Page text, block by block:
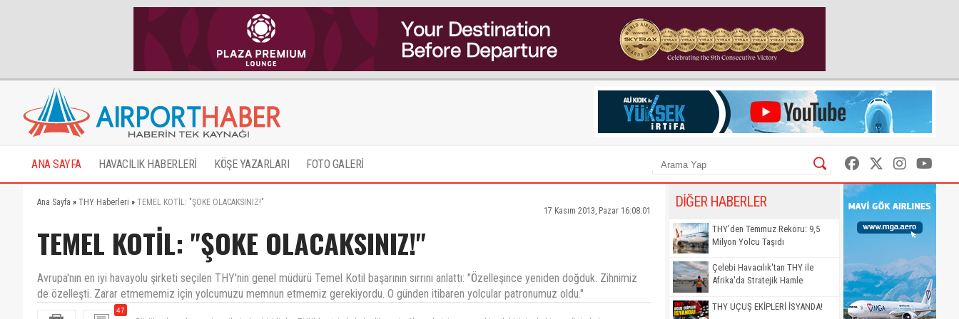
ANA SAYFA HAVACILIK HABERLERİ KÖŞE YAZARLARI FOTO GALERİ
Ana Sayfa » THY Haberleri » TEMEL KOTİL: "ŞOKE OLACAKSINIZ!"
17 Kasım 2013, Pazar 16:08:01
TEMEL KOTİL: "ŞOKE OLACAKSINIZ!"
Avrupa'nın en iyi havayolu şirketi seçilen THY'nin genel müdürü Temel Kotil başarının sırrını anlattı: "Özelleşince yeniden doğduk. Zihnimiz
de özelleşti. Zarar etmememiz için yolcumuzu memnun etmemiz gerekiyordu. O günden itibaren yolcular patronumuz oldu."
47
DİĞER HABERLER
THY’den Temmuz Rekoru: 9,5
Milyon Yolcu Taşıdı
Çelebi Havacılık'tan THY ile
Afrika'da Stratejik Hamle
THY UÇUŞ EKİPLERİ İSYANDA!